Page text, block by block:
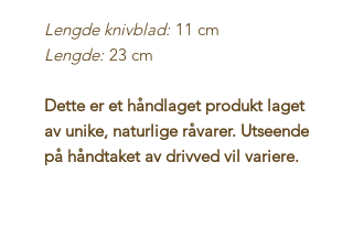
Lengde knivblad: 11 cm
Lengde: 23 cm
Dette er et håndlaget produkt laget
av unike, naturlige råvarer. Utseende
på håndtaket av drivved vil variere.